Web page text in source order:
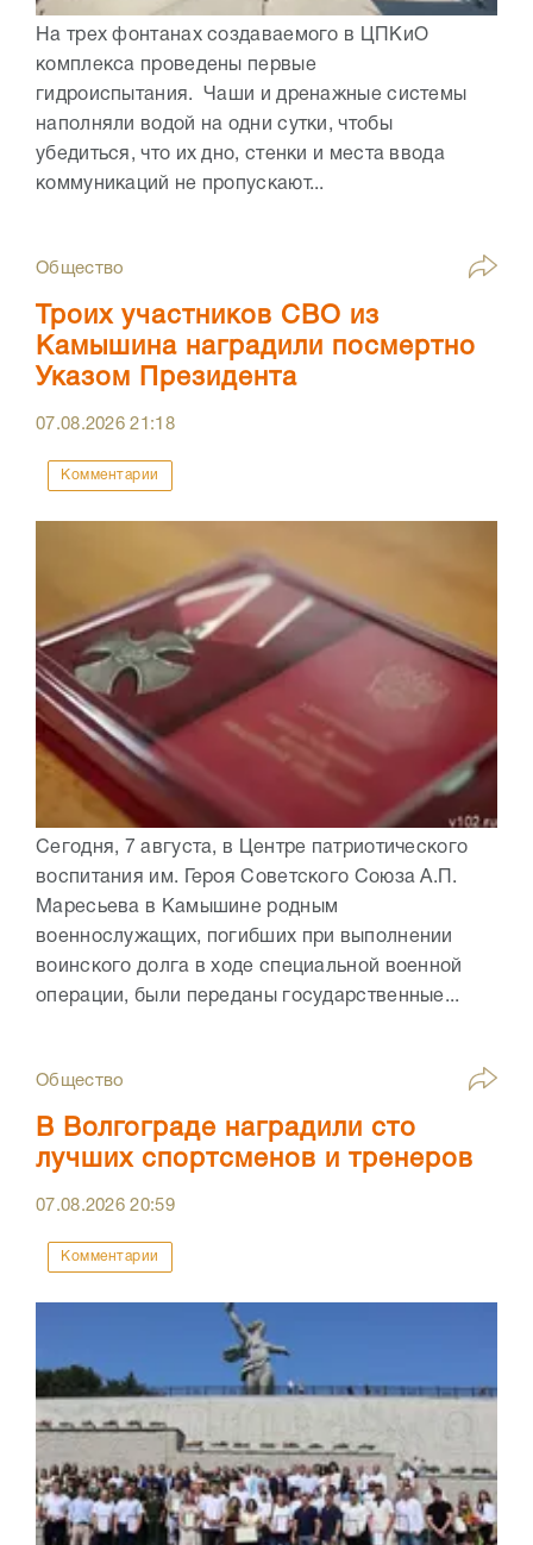
На трех фонтанах создаваемого в ЦПКиО
комплекса проведены первые
гидроиспытания. Чаши и дренажные системы
наполняли водой на одни сутки, чтобы
убедиться, что их дно, стенки и места ввода
коммуникаций не пропускают...
Общество
Троих участников СВО из
Камышина наградили посмертно
Указом Президента
07.08.202621:18
Комментарии
Сегодня, 7 августа, в Центре патриотического
воспитания им. Героя Советского Союза А.П.
Маресьева в Камышине родным
военнослужащих, погибших при выполнении
воинского долга в ходе специальной военной
операции, были переданы государственные...
Общество
В Волгограде наградили сто
лучших спортсменов и тренеров
07.08.202620:59
Комментарии